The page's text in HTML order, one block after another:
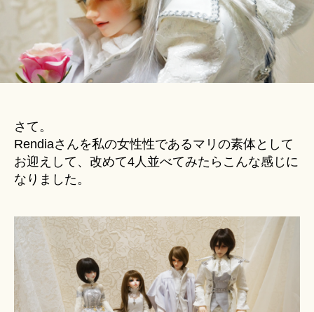
ラ
フ
ィ
へ
の
さて。
Rendiaさんを私の女性性であるマリの素体として
お迎えして、改めて4人並べてみたらこんな感じに
なりました。